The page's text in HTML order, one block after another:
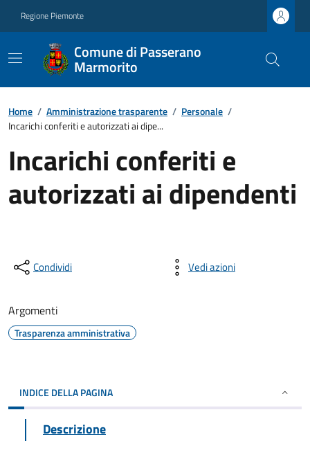
Regione Piemonte
Comune di Passerano
Marmorito
Home / Amministrazione trasparente / Personale /
Incarichi conferiti e autorizzati ai dipe...
Incarichi conferiti e
autorizzati ai dipendenti
Condividi Vedi azioni
Argomenti
Trasparenza amministrativa
INDICE DELLA PAGINA
Descrizione